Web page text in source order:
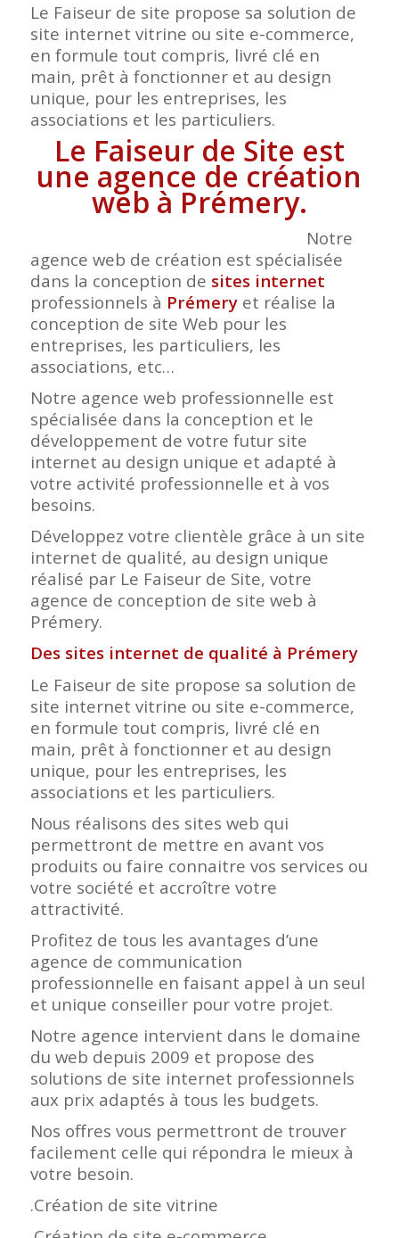
Le Faiseur de site propose sa solution de
site internet vitrine ou site e-commerce,
en formule tout compris, livré clé en
main, prêt à fonctionner et au design
unique, pour les entreprises, les
associations et les particuliers.
Le Faiseur de Site est
une agence de création
web à Prémery.
Notre
agence web de création est spécialisée
dans la conception de sites internet
professionnels à Prémeryet réalise la
conception de site Web pour les
entreprises, les particuliers, les
associations, etc…
Notre agence web professionnelle est
spécialisée dans la conception et le
développement de votre futur site
internet au design unique et adapté à
votre activité professionnelle et à vos
besoins.
Développez votre clientèle grâce à un site
internet de qualité, au design unique
réalisé par Le Faiseur de Site, votre
agence de conception de site web à
Prémery.
Des sites internet de qualité à Prémery
Le Faiseur de site propose sa solution de
site internet vitrine ou site e-commerce,
en formule tout compris, livré clé en
main, prêt à fonctionner et au design
unique, pour les entreprises, les
associations et les particuliers.
Nous réalisons des sites web qui
permettront de mettre en avant vos
produits ou faire connaitre vos services ou
votre société et accroître votre
attractivité.
Profitez de tous les avantages d’une
agence de communication
professionnelle en faisant appel à un seul
et unique conseiller pour votre projet.
Notre agence intervient dans le domaine
du web depuis 2009 et propose des
solutions de site internet professionnels
aux prix adaptés à tous les budgets.
Nos offres vous permettront de trouver
facilement celle qui répondra le mieux à
votre besoin.
.Création de site vitrine